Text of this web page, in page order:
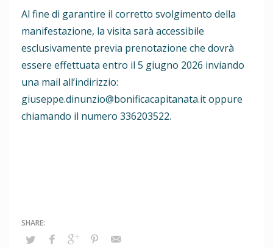
Al fine di garantire il corretto svolgimento della
manifestazione, la visita sarà accessibile
esclusivamente previa prenotazione che dovrà
essere effettuata entro il 5 giugno 2026 inviando
una mail all’indirizzio:
giuseppe.dinunzio@bonificacapitanata.it oppure
chiamando il numero 336203522.